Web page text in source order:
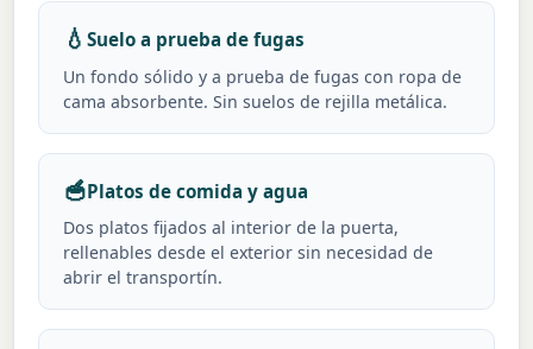
💧Suelo a prueba de fugas
Un fondo sólido y a prueba de fugas con ropa de
cama absorbente. Sin suelos de rejilla metálica.
🥣Platos de comida y agua
Dos platos fijados al interior de la puerta,
rellenables desde el exterior sin necesidad de
abrir el transportín.